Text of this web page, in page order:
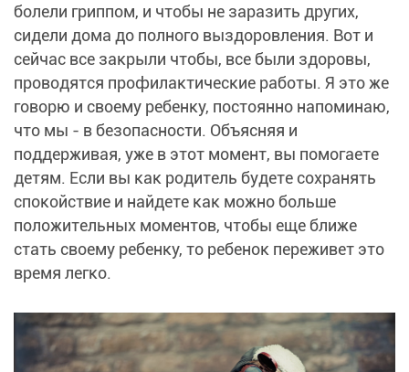
болели гриппом, и чтобы не заразить других,
сидели дома до полного выздоровления. Вот и
сейчас все закрыли чтобы, все были здоровы,
проводятся профилактические работы. Я это же
говорю и своему ребенку, постоянно напоминаю,
что мы - в безопасности. Объясняя и
поддерживая, уже в этот момент, вы помогаете
детям. Если вы как родитель будете сохранять
спокойствие и найдете как можно больше
положительных моментов, чтобы еще ближе
стать своему ребенку, то ребенок переживет это
время легко.